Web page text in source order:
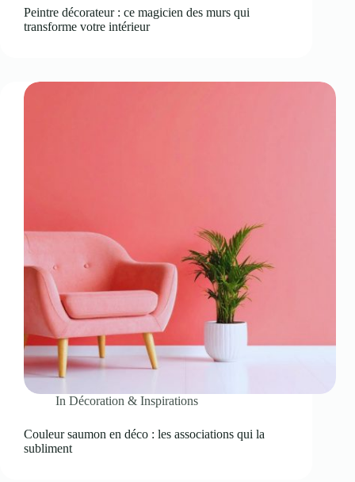
Peintre décorateur : ce magicien des murs qui
transforme votre intérieur
In Décoration & Inspirations
Couleur saumon en déco : les associations qui la
subliment